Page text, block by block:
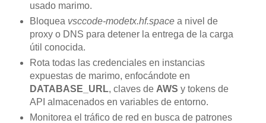
usado marimo.
Bloquea vsccode-modetx.hf.spacea nivel de
proxy o DNS para detener la entrega de la carga
útil conocida.
Rota todas las credenciales en instancias
expuestas de marimo, enfocándote en
DATABASE_URL, claves de AWS y tokens de
API almacenados en variables de entorno.
Monitorea el tráfico de red en busca de patrones